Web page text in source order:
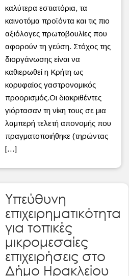
καλύτερα εστιατόρια, τα
καινοτόμα προϊόντα και τις πιο
αξιόλογες πρωτοβουλίες που
αφορούν τη γεύση. Στόχος της
διοργάνωσης είναι να
καθιερωθεί η Κρήτη ως
κορυφαίος γαστρονομικός
προορισμός.Oι διακριθέντες
γιόρτασαν τη νίκη τους σε μια
λαμπερή τελετή απονομής που
πραγματοποιήθηκε (τηρώντας
[…]
Υπεύθυνη
επιχειρηματικότητα
για τοπικές
μικρομεσαίες
επιχειρήσεις στο
Δήμο Ηρακλείου